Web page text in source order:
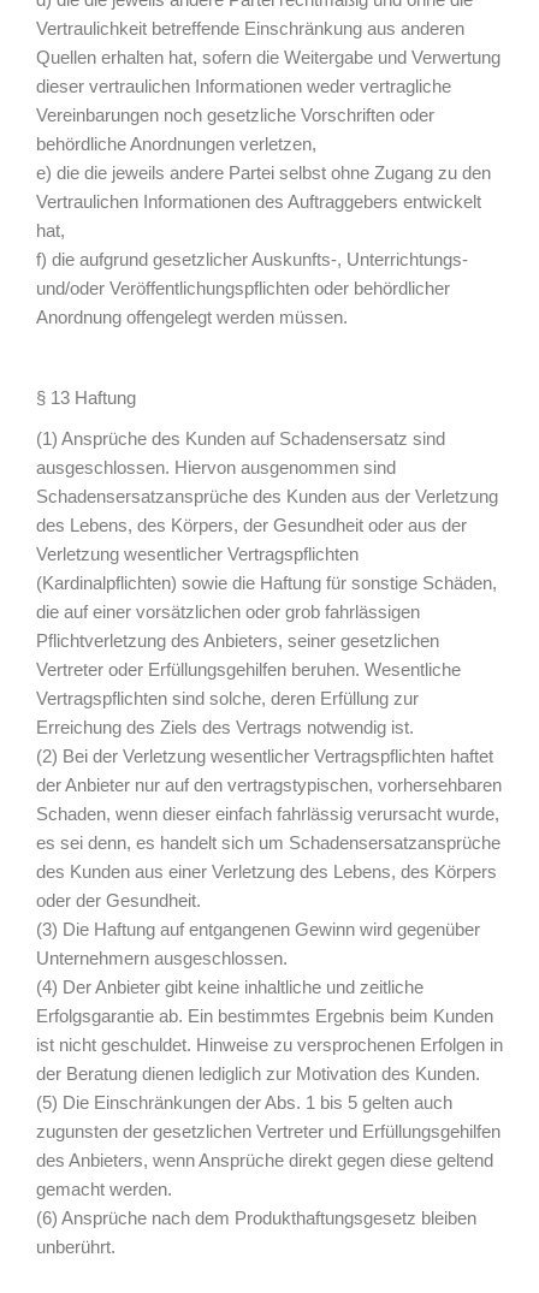
Vertraulichkeit betreffende Einschränkung aus anderen
Quellen erhalten hat, sofern die Weitergabe und Verwertung
dieser vertraulichen Informationen weder vertragliche
Vereinbarungen noch gesetzliche Vorschriften oder
behördliche Anordnungen verletzen,
e) die die jeweils andere Partei selbst ohne Zugang zu den
Vertraulichen Informationen des Auftraggebers entwickelt
hat,
f) die aufgrund gesetzlicher Auskunfts-, Unterrichtungs-
und/oder Veröffentlichungspflichten oder behördlicher
Anordnung offengelegt werden müssen.
§ 13 Haftung
(1) Ansprüche des Kunden auf Schadensersatz sind
ausgeschlossen. Hiervon ausgenommen sind
Schadensersatzansprüche des Kunden aus der Verletzung
des Lebens, des Körpers, der Gesundheit oder aus der
Verletzung wesentlicher Vertragspflichten
(Kardinalpflichten) sowie die Haftung für sonstige Schäden,
die auf einer vorsätzlichen oder grob fahrlässigen
Pflichtverletzung des Anbieters, seiner gesetzlichen
Vertreter oder Erfüllungsgehilfen beruhen. Wesentliche
Vertragspflichten sind solche, deren Erfüllung zur
Erreichung des Ziels des Vertrags notwendig ist.
(2) Bei der Verletzung wesentlicher Vertragspflichten haftet
der Anbieter nur auf den vertragstypischen, vorhersehbaren
Schaden, wenn dieser einfach fahrlässig verursacht wurde,
es sei denn, es handelt sich um Schadensersatzansprüche
des Kunden aus einer Verletzung des Lebens, des Körpers
oder der Gesundheit.
(3) Die Haftung auf entgangenen Gewinn wird gegenüber
Unternehmern ausgeschlossen.
(4) Der Anbieter gibt keine inhaltliche und zeitliche
Erfolgsgarantie ab. Ein bestimmtes Ergebnis beim Kunden
ist nicht geschuldet. Hinweise zu versprochenen Erfolgen in
der Beratung dienen lediglich zur Motivation des Kunden.
(5) Die Einschränkungen der Abs. 1 bis 5 gelten auch
zugunsten der gesetzlichen Vertreter und Erfüllungsgehilfen
des Anbieters, wenn Ansprüche direkt gegen diese geltend
gemacht werden.
(6) Ansprüche nach dem Produkthaftungsgesetz bleiben
unberührt.